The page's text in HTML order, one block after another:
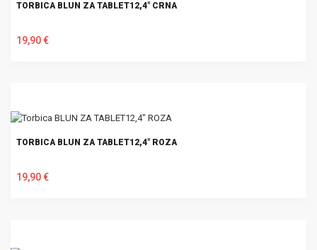
TORBICA BLUN ZA TABLET12,4" CRNA
19,90 €
TORBICA BLUN ZA TABLET12,4" ROZA
19,90 €